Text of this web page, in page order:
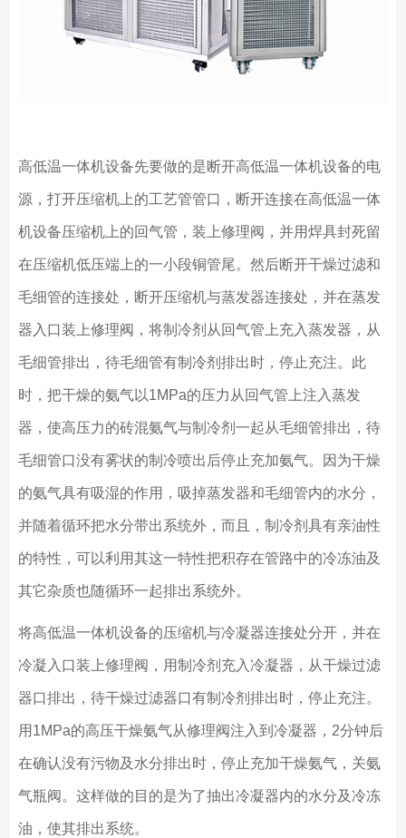
高低温一体机设备先要做的是断开高低温一体机设备的电
源，打开压缩机上的工艺管管口，断开连接在高低温一体
机设备压缩机上的回气管，装上修理阀，并用焊具封死留
在压缩机低压端上的一小段铜管尾。然后断开干燥过滤和
毛细管的连接处，断开压缩机与蒸发器连接处，并在蒸发
器入口装上修理阀，将制冷剂从回气管上充入蒸发器，从
毛细管排出，待毛细管有制冷剂排出时，停止充注。此
时，把干燥的氨气以1MPa的压力从回气管上注入蒸发
器，使高压力的砖混氨气与制冷剂一起从毛细管排出，待
毛细管口没有雾状的制冷喷出后停止充加氨气。因为干燥
的氨气具有吸湿的作用，吸掉蒸发器和毛细管内的水分，
并随着循环把水分带出系统外，而且，制冷剂具有亲油性
的特性，可以利用其这一特性把积存在管路中的冷冻油及
其它杂质也随循环一起排出系统外。
将高低温一体机设备的压缩机与冷凝器连接处分开，并在
冷凝入口装上修理阀，用制冷剂充入冷凝器，从干燥过滤
器口排出，待干燥过滤器口有制冷剂排出时，停止充注。
用1MPa的高压干燥氨气从修理阀注入到冷凝器，2分钟后
在确认没有污物及水分排出时，停止充加干燥氨气，关氨
气瓶阀。这样做的目的是为了抽出冷凝器内的水分及冷冻
油，使其排出系统。